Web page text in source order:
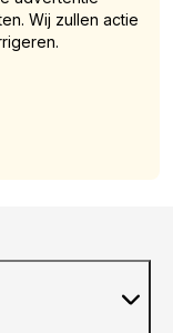
Wij zullen actie